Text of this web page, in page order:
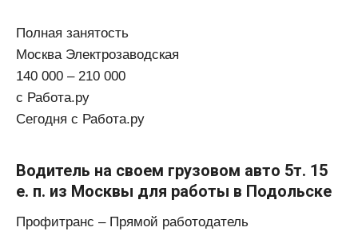
Полная занятость
Москва Электрозаводская
140 000 – 210 000
с Работа.ру
Сегодня с Работа.ру
Водитель на своем грузовом авто 5т. 15
е. п. из Москвы для работы в Подольске
Профитранс – Прямой работодатель